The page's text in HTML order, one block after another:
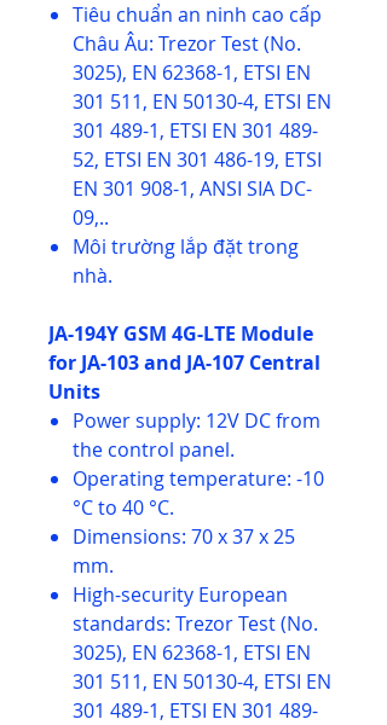
Tiêu chuẩn an ninh cao cấp
Châu Âu: Trezor Test (No.
3025), EN 62368-1, ETSI EN
301 511, EN 50130-4, ETSI EN
301 489-1, ETSI EN 301 489-
52, ETSI EN 301 486-19, ETSI
EN 301 908-1, ANSI SIA DC-
09,..
Môi trường lắp đặt trong
nhà.
JA-194Y GSM 4G-LTE Module
for JA-103 and JA-107 Central
Units
Power supply: 12V DC from
the control panel.
Operating temperature: -10
°C to 40 °C.
Dimensions: 70 x 37 x 25
mm.
High-security European
standards: Trezor Test (No.
3025), EN 62368-1, ETSI EN
301 511, EN 50130-4, ETSI EN
301 489-1, ETSI EN 301 489-